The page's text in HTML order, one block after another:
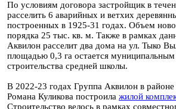
По условиям договора застройщик в
расселить 6 аварийных и ветхих
построенных в 1925-31 годах. Объем
порядка 25 тыс. кв. м. Также в рамках
Аквилон расселит два дома на ул. Тыко
площадью 0,3 га остается муниципальным
строительства средней школы.
В 2022-23 годах Группа Аквилон в районе
Романа Куликова построила жилой
Строительство велось в рамках